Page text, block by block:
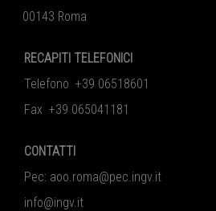
00143 Roma
RECAPITI TELEFONICI
Telefono +39 06518601
Fax +39 065041181
CONTATTI
Pec: aoo.roma@pec.ingv.it
info@ingv.it